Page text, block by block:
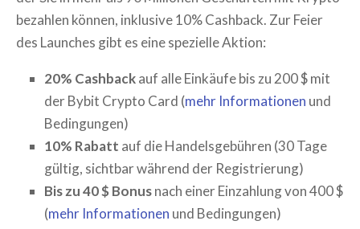
bezahlen können, inklusive 10% Cashback. Zur Feier
des Launches gibt es eine spezielle Aktion:
20% Cashbackauf alle Einkäufe bis zu 200 $ mit
der Bybit Crypto Card (mehr Informationen und
Bedingungen)
10% Rabatt auf die Handelsgebühren (30 Tage
gültig, sichtbar während der Registrierung)
Bis zu 40 $ Bonusnach einer Einzahlung von 400 $
(mehr Informationen und Bedingungen)